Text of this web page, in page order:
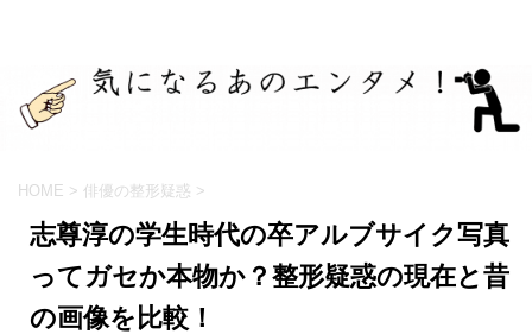
HOME > 俳優の整形疑惑 >
志尊淳の学生時代の卒アルブサイク写真
ってガセか本物か？整形疑惑の現在と昔
の画像を比較！